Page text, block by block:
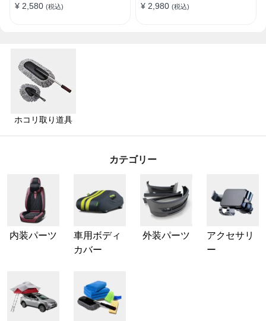
マイクロファイバー 洗車グロ
¥ 2,580 (税込)
ー2個 車内外 ホイール ダッ
¥ 2,980 (税込)
ホコリ取り道具
カテゴリー
内装パーツ
車用ボディ
カバー
外装パーツ
アクセサリ
ー